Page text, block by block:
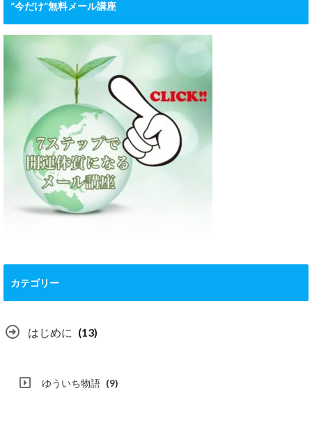
”今だけ”無料メール講座
カテゴリー
はじめに (13)
ゆういち物語 (9)